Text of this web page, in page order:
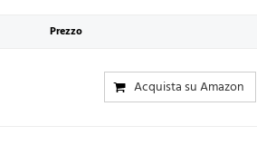
Prezzo
Acquista su Amazon